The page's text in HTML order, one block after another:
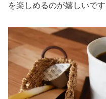
を楽しめるのが嬉しいで